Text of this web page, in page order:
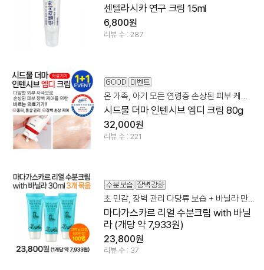
센텔라시카 연구 크림 15ml
6,800원
리뷰 수 : 287
온 가족, 아기 모든 연령층 손상된 피부 케어 바르는 의료기기
시드물 더마 인텐시브 엠디 크림 80g
32,000원
리뷰 수 : 221
마다가스카르 리얼 수분크림 with 바닐
라 (개당 약 7,933원)
23,800원
리뷰 수 : 37